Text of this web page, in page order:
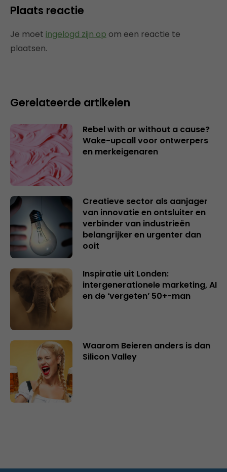
Plaats reactie
Je moet ingelogd zijn op om een reactie te
plaatsen.
Gerelateerde artikelen
Rebel with or without a cause?
Wake-upcall voor ontwerpers
en merkeigenaren
Creatieve sector als aanjager
van innovatie en ontsluiter en
verbinder van industrieën
belangrijker en urgenter dan
ooit
Inspiratie uit Londen:
intergenerationele marketing, AI
en de ‘vergeten’ 50+-man
Waarom Beieren anders is dan
Silicon Valley